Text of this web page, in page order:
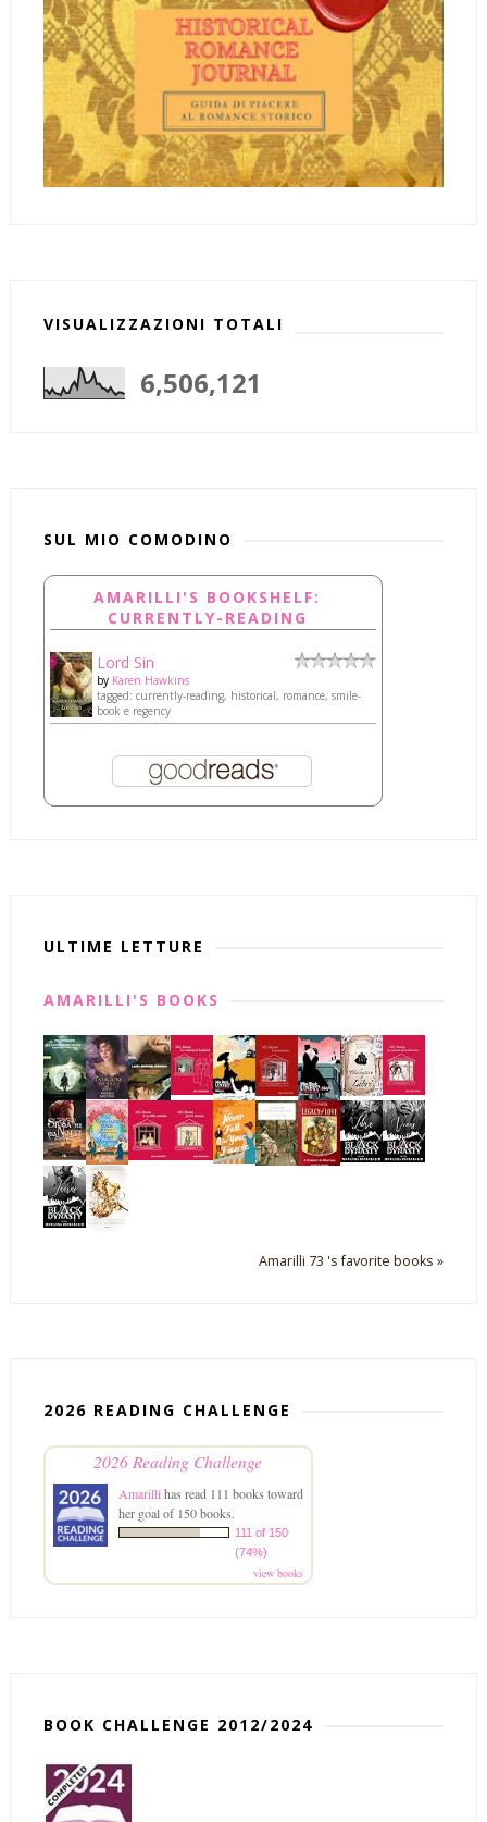
VISUALIZZAZIONI TOTALI
6,506,121
SUL MIO COMODINO
AMARILLI'S BOOKSHELF:
CURRENTLY-READING
Lord Sin
by Karen Hawkins
tagged: currently-reading, historical, romance, smile-
book e regency
ULTIME LETTURE
AMARILLI'S BOOKS
Amarilli 73 's favorite books »
2026 READING CHALLENGE
2026 Reading Challenge
Amarillihas read 111 books toward
her goal of 150 books.
111 of 150
(74%)
view books
BOOK CHALLENGE 2012/2024